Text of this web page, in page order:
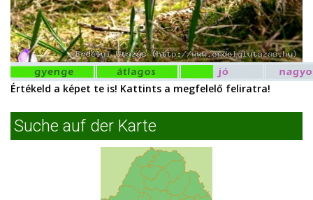
Értékeld a képet te is! Kattints a megfelelő feliratra!
Suche auf der Karte